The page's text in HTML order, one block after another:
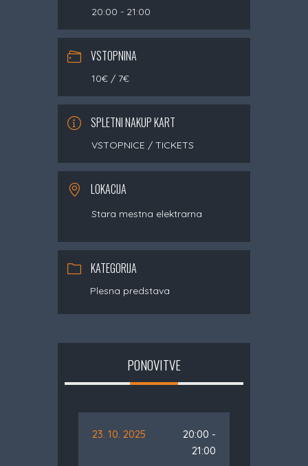
20:00 - 21:00
VSTOPNINA
10€ / 7€
SPLETNI NAKUP KART
VSTOPNICE / TICKETS
LOKACIJA
Stara mestna elektrarna
KATEGORIJA
Plesna predstava
PONOVITVE
23. 10. 2025
20:00 -
21:00